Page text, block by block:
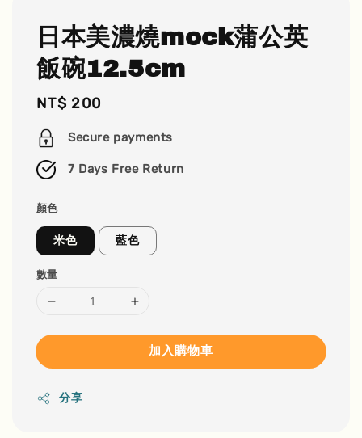
日本美濃燒mock蒲公英
飯碗12.5cm
Regular
price
NT$ 200
Secure payments
7 Days Free Return
顏色
米色 藍色
數量
加入購物車
分享